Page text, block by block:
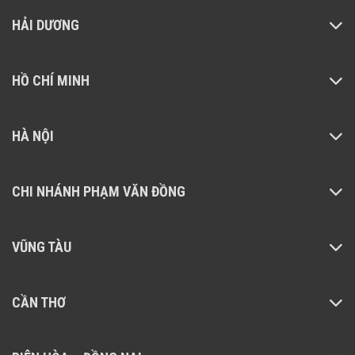
Công nghệ JawScraper
HẢI DƯƠNG
HỒ CHÍ MINH
HÀ NỘI
CHI NHÁNH PHẠM VĂN ĐỒNG
VŨNG TÀU
CẦN THƠ